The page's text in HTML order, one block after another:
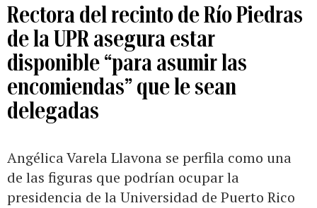
Rectora del recinto de Río Piedras
de la UPR asegura estar
disponible “para asumir las
encomiendas” que le sean
delegadas
Angélica Varela Llavona se perfila como una
de las figuras que podrían ocupar la
presidencia de la Universidad de Puerto Rico